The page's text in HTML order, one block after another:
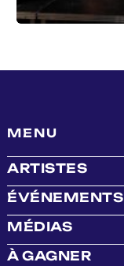
MENU
ARTISTES
ÉVÉNEMENTS
MÉDIAS
À GAGNER